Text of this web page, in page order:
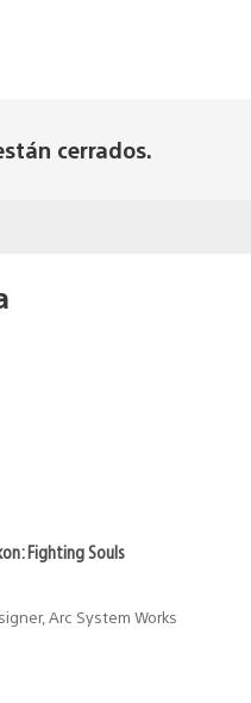
cerrados.
Fighting Souls
Arc System Works